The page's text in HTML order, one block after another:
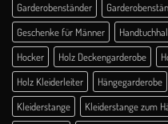
Garderobenständer
Geschenke für Männer
Hocker
Holz Deckengarderobe
Holz Kleiderleiter
Hängegarderobe
Kleiderstange
Kleiderstange zum